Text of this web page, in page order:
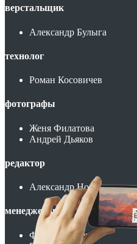
верстальщик
Александр Булыга
технолог
Роман Косовичев
фотографы
Женя Филатова
Андрей Дьяков
редактор
Александр Носиков
менеджеры
Федор Борщев